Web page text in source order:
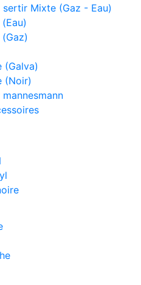
Mixte (Gaz - Eau)
(Galva)
(Noir)